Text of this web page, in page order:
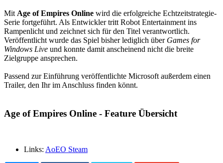
Mit Age of Empires Online wird die erfolgreiche Echtzeitstrategie-
Serie fortgeführt. Als Entwickler tritt Robot Entertainment ins
Rampenlicht und zeichnet sich für den Titel verantwortlich.
Veröffentlicht wurde das Spiel bisher lediglich über Games for
Windows Live und konnte damit anscheinend nicht die breite
Zielgruppe ansprechen.
Passend zur Einführung veröffentlichte Microsoft außerdem einen
Trailer, den Ihr im Anschluss finden könnt.
Age of Empires Online - Feature Übersicht
Links: AoEO Steam